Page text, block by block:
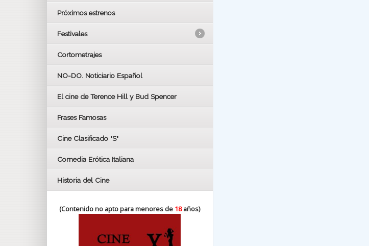
Próximos estrenos
Festivales
LOS OSCARS
BAFTA
Cortometrajes
NO-DO. Noticiario Español
El cine de Terence Hill y Bud Spencer
Frases Famosas
Cine Clasificado "S"
Comedia Erótica Italiana
Historia del Cine
(Contenido no apto para menores de 18años)